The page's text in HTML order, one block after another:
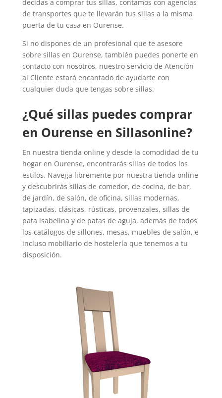
decidas a comprar tus sillas, contamos con agencias
de transportes que te llevarán tus sillas a la misma
puerta de tu casa en Ourense.
Si no dispones de un profesional que te asesore
sobre sillas en Ourense, también puedes ponerte en
contacto con nosotros, nuestro servicio de Atención
al Cliente estará encantado de ayudarte con
cualquier duda que tengas sobre sillas.
¿Qué sillas puedes comprar
en Ourense en Sillasonline?
En nuestra tienda online y desde la comodidad de tu
hogar en Ourense, encontrarás sillas de todos los
estilos. Navega libremente por nuestra tienda online
y descubrirás sillas de comedor, de cocina, de bar,
de jardín, de salón, de oficina, sillas modernas,
tapizadas, clásicas, rústicas, provenzales, sillas de
pata isabelina y de patas de aguja, además de todos
los catálogos de sillones, mesas, muebles de salón, e
incluso mobiliario de hostelería que tenemos a tu
disposición.